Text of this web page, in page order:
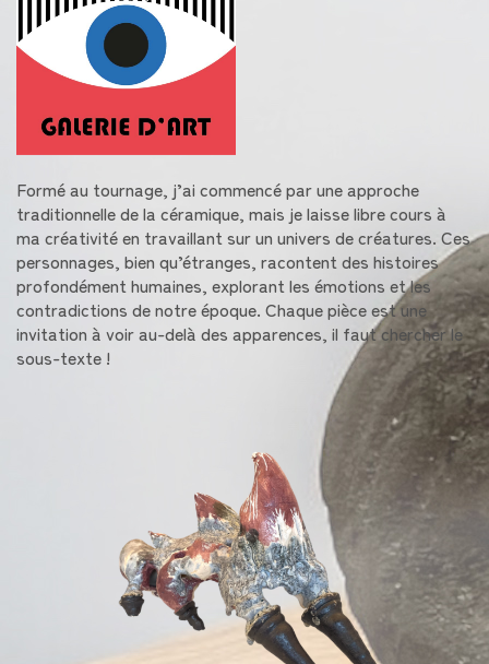
Formé au tournage, j’ai commencé par une approche
traditionnelle de la céramique, mais je laisse libre cours à
ma créativité en travaillant sur un univers de créatures. Ces
personnages, bien qu’étranges, racontent des histoires
profondément humaines, explorant les émotions et les
contradictions de notre époque. Chaque pièce est une
invitation à voir au-delà des apparences, il faut chercher le
sous-texte !